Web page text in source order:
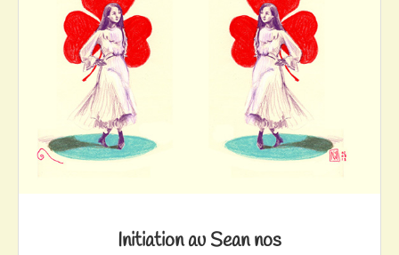
Initiation au Sean nos